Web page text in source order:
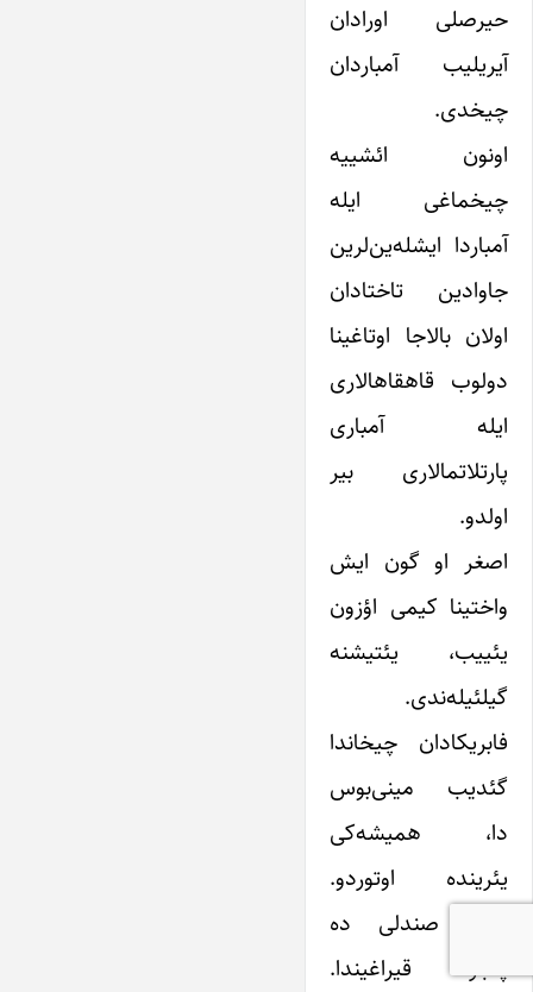
حیرصلی اورادان
آیریلیب آمباردان
چیخدی.
اونون ائشییه
چیخماغی ایله
آمباردا ایشله‌ین‌لرین
جاوادین تاختادان
اولان بالاجا اوتاغینا
دولوب قاهقاهالاری
ایله آمباری
پارتلاتمالاری بیر
اولدو.
اصغر او گون ایش
واختینا کیمی اؤزون
یئییب، یئتیشنه
گیلئیله‌ندی.
فابریکادان چیخاندا
گئدیب مینی‌بوس
دا، همیشه‌کی
یئرینده اوتوردو.
سون صندلی ده
پنجره قیراغیندا.